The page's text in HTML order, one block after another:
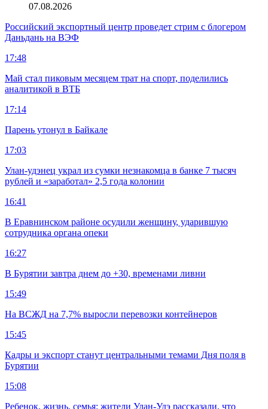
07.08.2026
Российский экспортный центр проведет стрим с блогером
Даньдань на ВЭФ
17:48
Май стал пиковым месяцем трат на спорт, поделились
аналитикой в ВТБ
17:14
Парень утонул в Байкале
17:03
Улан-удэнец украл из сумки незнакомца в банке 7 тысяч
рублей и «заработал» 2,5 года колонии
16:41
В Еравнинском районе осудили женщину, ударившую
сотрудника органа опеки
16:27
В Бурятии завтра днем до +30, временами ливни
15:49
На ВСЖД на 7,7% выросли перевозки контейнеров
15:45
Кадры и экспорт станут центральными темами Дня поля в
Бурятии
15:08
Ребенок, жизнь, семья: жители Улан-Удэ рассказали, что